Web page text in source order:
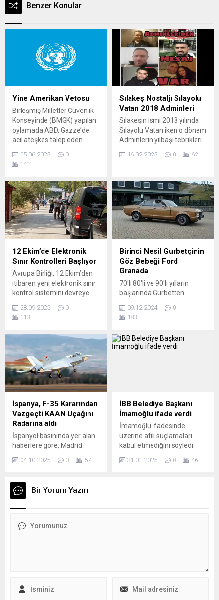
Benzer Konular
Yine Amerikan Vetosu
Birleşmiş Milletler Güvenlik
Konseyinde (BMGK) yapılan
oylamada ABD, Gazze’de
acil ateşkes talep eden
karar tasarısını veto etti.
Metin Gazze’de acil ateşkes,
tüm İsrailli rehinelerin
milyon Filitinli’ye yönelik tüm
insani yardım
kısıtlamalarının
kaldırılmasını talep ediyordu.
ABD’nin BM Daimi
Temsilciliği Geçici
Maslahatgüzarı Dorothy
Shea, tasarıda ‘Hamas’ın
kınanmamasını’ veto...
05.06.2025
0
141
Sılakeş Nostaljı Sılayolu
Vatan 2018 Adminleri
Sılakeşin ismi 2018 yılında
Sılayolu Vatan iken o dönem
Adminlerin yılbaşı tebrikleri.
Sılakşin 2. Dönemi olarak
onlarada buradan
16.02.2025 0 62
12 Ekim’de Elektronik
Sınır Kontrolleri Başlıyor
Avrupa Birliği, 12 Ekim’den
itibaren yeni elektronik sınır
kontrol sistemini devreye
damgalama yöntemi
kaldırılacak, AB vatandaşı
tamamen dijital kayda
alınacak. “Entry/Exit System
(EES)”, yani “Giriş/Çıkış
Sistemi”. AB’ye üye
olmayan ülkelerden gelen
turistlerin giriş-çıkışları artık
dijital olarak izlenecek.
Parmak izi, yüz tanıma,
pasaport bilgileri gibi veriler...
28.09.2025
0
113
Birinci Nesil Gurbetçinin
Göz Bebeği Ford
Granada
70'li 80'li ve 90'lı yılların
başlarında Gurbetten
seyyehatlerin vazgeçilmezi
Ford Granada, Ford'un
için çıkarttığı iki ayrı modele
verilen model adı.
09.12.2024
0
183
İspanya, F-35 Kararından
Vazgeçti KAAN Uçağını
Radarına aldı
İspanyol basınında yer alan
haberlere göre, Madrid
yönetimi ABD’den F-35
savaş uçağı alımı planını
kararla birlikte İspanya’nın
savunma tedarikindeki rota
Uçak (KAAN) projesinin
04.10.2025 0 57
İBB Belediye Başkanı
İmamoğlu ifade verdi
İmamoğlu ifadesinde
üzerine atılı suçlamaları
kabul etmediğini söyledi.
İstanbul Büyükşehir
Belediye Başkanı Ekrem
31.01.2025 0 46
Bir Yorum Yazın